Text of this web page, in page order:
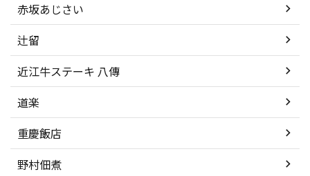
赤坂あじさい
辻留
近江牛ステーキ 八傳
道楽
重慶飯店
野村佃煮